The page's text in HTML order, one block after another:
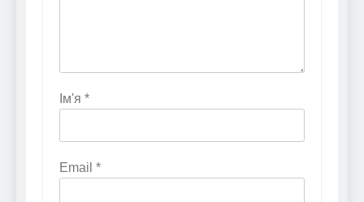
Ім'я *
Email *